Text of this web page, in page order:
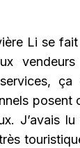
Li se fait
posent
J’avais